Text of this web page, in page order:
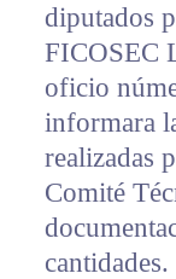
diputados
FICOSEC
oficio
informara
realizadas
Comité
cantidades.